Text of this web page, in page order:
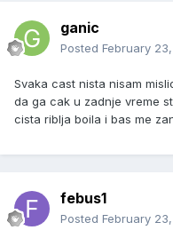
ganic
Posted February
Svaka cast nista nisam
da ga cak u zadnje vreme
cista riblja boila i bas me
febus1
Posted February